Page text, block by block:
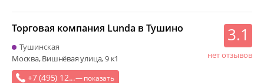
+7 (495) 12...— показать
Торговая компания Lunda в Тушино 3.1
нет отзывов
Тушинская
Москва, Вишнёвая улица, 9 к1